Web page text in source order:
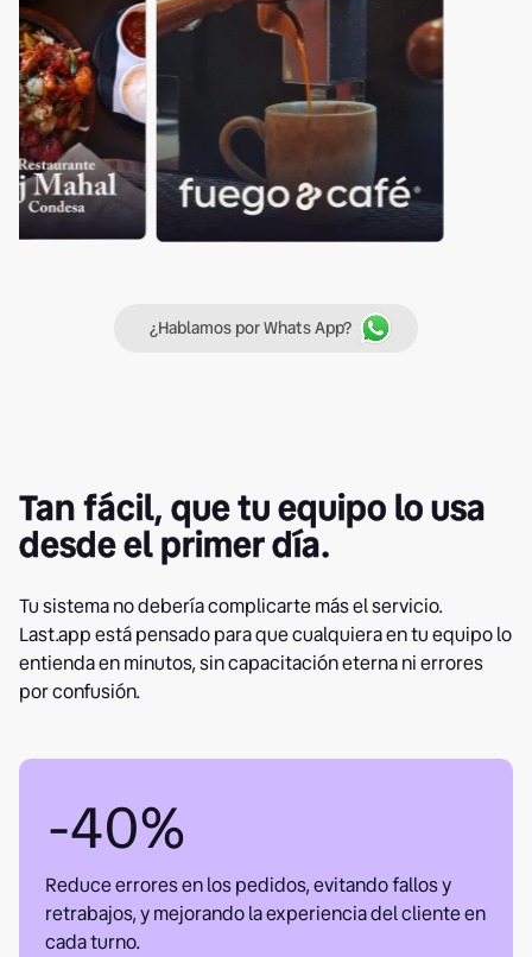
¿Hablamos por Whats App?
Tan fácil, que tu equipo lo usa
desde el primer día.
Tu sistema no debería complicarte más el servicio.
Last.app está pensado para que cualquiera en tu equipo lo
entienda en minutos, sin capacitación eterna ni errores
por confusión.
-40%
Reduce errores en los pedidos, evitando fallos y
retrabajos, y mejorando la experiencia del cliente en
cada turno.